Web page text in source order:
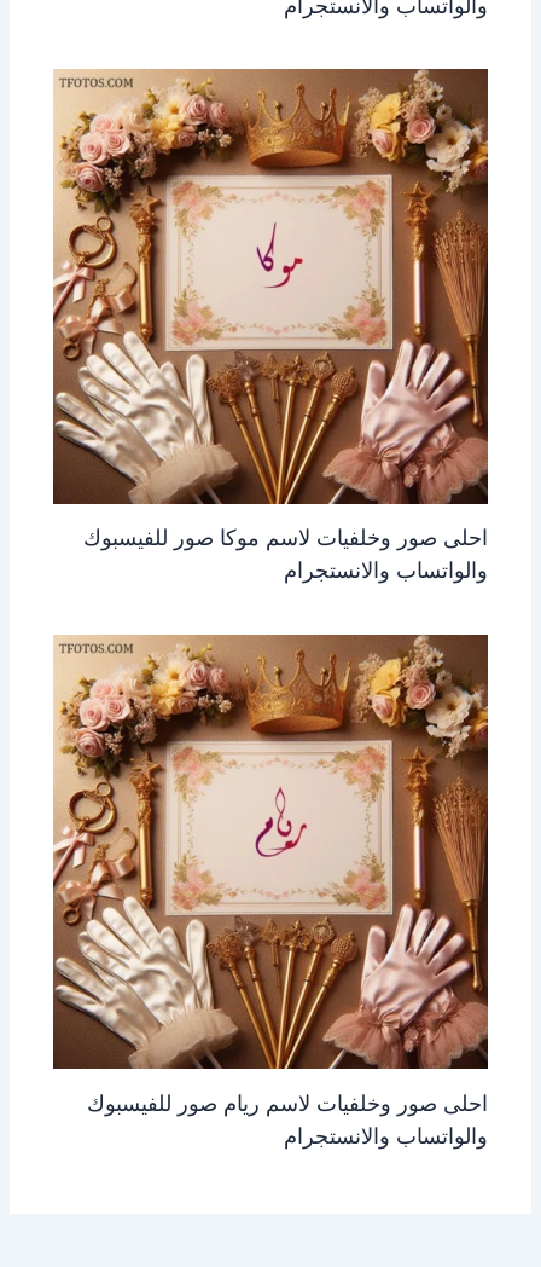
احلى صور وخلفيات لاسم موكا صور للفيسبوك
والواتساب والانستجرام
احلى صور وخلفيات لاسم ريام صور للفيسبوك
والواتساب والانستجرام